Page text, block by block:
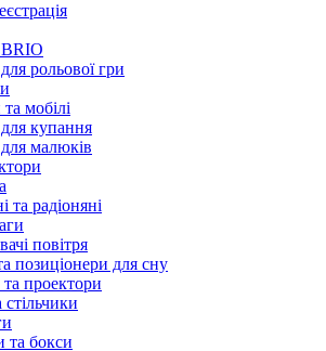
рольової гри
мобілі
купання
малюків
та радіоняні
повітря
позиціонери для сну
проектори
бокси